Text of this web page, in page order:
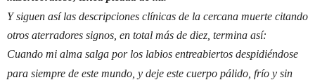
Y siguen así las descripciones clínicas de la cercana muerte citando
otros aterradores signos, en total más de diez, termina así:
Cuando mi alma salga por los labios entreabiertos despidiéndose
para siempre de este mundo, y deje este cuerpo pálido, frío y sin